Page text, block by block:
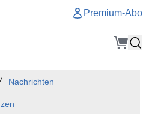
Premium-Abo
Nachrichten